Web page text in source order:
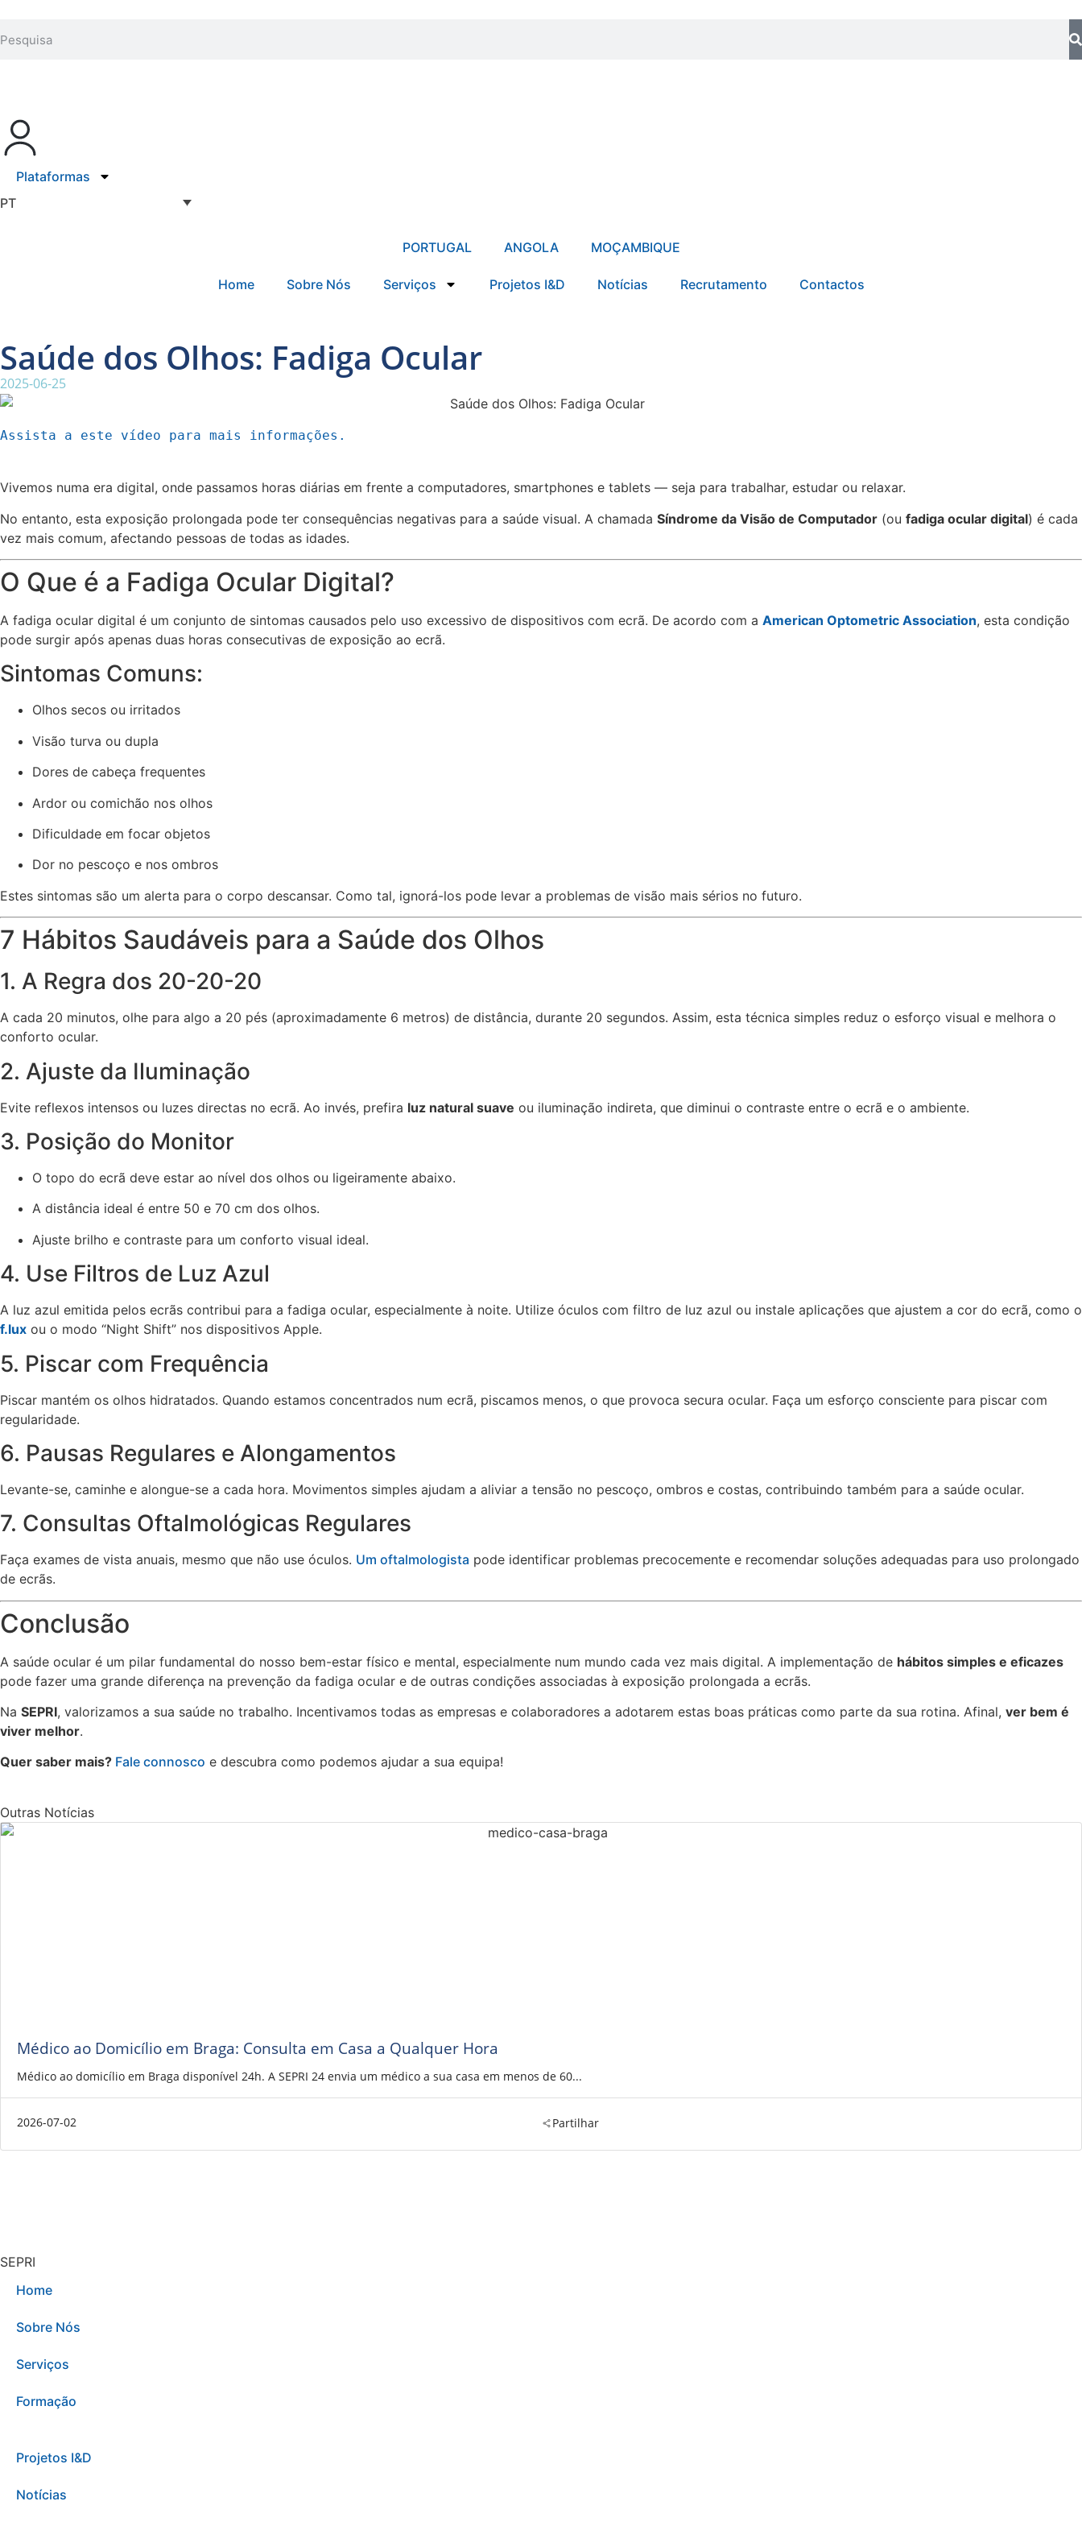
Plataformas
PT
PORTUGAL ANGOLA MOÇAMBIQUE
Home Sobre Nós Serviços Projetos I&D Notícias Recrutamento Contactos
Saúde dos Olhos: Fadiga Ocular
2025-06-25
Assista a este vídeo para mais informações.
Vivemos numa era digital, onde passamos horas diárias em frente a computadores, smartphones e tablets — seja para trabalhar, estudar ou relaxar.
No entanto, esta exposição prolongada pode ter consequências negativas para a saúde visual. A chamada Síndrome da Visão de Computador (ou fadiga ocular digital) é cada
vez mais comum, afectando pessoas de todas as idades.
O Que é a Fadiga Ocular Digital?
A fadiga ocular digital é um conjunto de sintomas causados pelo uso excessivo de dispositivos com ecrã. De acordo com a American Optometric Association, esta condição
pode surgir após apenas duas horas consecutivas de exposição ao ecrã.
Sintomas Comuns:
Olhos secos ou irritados
Visão turva ou dupla
Dores de cabeça frequentes
Ardor ou comichão nos olhos
Dificuldade em focar objetos
Dor no pescoço e nos ombros
Estes sintomas são um alerta para o corpo descansar. Como tal, ignorá-los pode levar a problemas de visão mais sérios no futuro.
7 Hábitos Saudáveis para a Saúde dos Olhos
1. A Regra dos 20-20-20
A cada 20 minutos, olhe para algo a 20 pés (aproximadamente 6 metros) de distância, durante 20 segundos. Assim, esta técnica simples reduz o esforço visual e melhora o
conforto ocular.
2. Ajuste da Iluminação
Evite reflexos intensos ou luzes directas no ecrã. Ao invés, prefira luz natural suave ou iluminação indireta, que diminui o contraste entre o ecrã e o ambiente.
3. Posição do Monitor
O topo do ecrã deve estar ao nível dos olhos ou ligeiramente abaixo.
A distância ideal é entre 50 e 70 cm dos olhos.
Ajuste brilho e contraste para um conforto visual ideal.
4. Use Filtros de Luz Azul
A luz azul emitida pelos ecrãs contribui para a fadiga ocular, especialmente à noite. Utilize óculos com filtro de luz azul ou instale aplicações que ajustem a cor do ecrã, como o
f.lux ou o modo “Night Shift” nos dispositivos Apple.
5. Piscar com Frequência
Piscar mantém os olhos hidratados. Quando estamos concentrados num ecrã, piscamos menos, o que provoca secura ocular. Faça um esforço consciente para piscar com
regularidade.
6. Pausas Regulares e Alongamentos
Levante-se, caminhe e alongue-se a cada hora. Movimentos simples ajudam a aliviar a tensão no pescoço, ombros e costas, contribuindo também para a saúde ocular.
7. Consultas Oftalmológicas Regulares
Faça exames de vista anuais, mesmo que não use óculos. Um oftalmologista pode identificar problemas precocemente e recomendar soluções adequadas para uso prolongado
de ecrãs.
Conclusão
A saúde ocular é um pilar fundamental do nosso bem-estar físico e mental, especialmente num mundo cada vez mais digital. A implementação de hábitos simples e eficazes
pode fazer uma grande diferença na prevenção da fadiga ocular e de outras condições associadas à exposição prolongada a ecrãs.
Na SEPRI, valorizamos a sua saúde no trabalho. Incentivamos todas as empresas e colaboradores a adotarem estas boas práticas como parte da sua rotina. Afinal, ver bem é
viver melhor.
Quer saber mais? Fale connosco e descubra como podemos ajudar a sua equipa!
Outras Notícias
Médico ao Domicílio em Braga: Consulta em Casa a Qualquer Hora
Médico ao domicílio em Braga disponível 24h. A SEPRI 24 envia um médico a sua casa em menos de 60...
2026-07-02 Partilhar
SEPRI
Home
Sobre Nós
Serviços
Formação
Projetos I&D
Notícias